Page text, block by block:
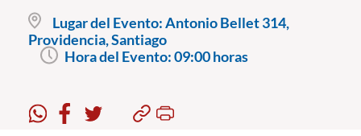
Pregrado
Postgrado
Estudiantes
Lugar del Evento:Antonio Bellet 314,
Providencia, Santiago
Hora del Evento:09:00 horas